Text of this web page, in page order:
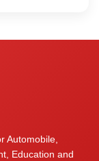
Automobile,
Education and